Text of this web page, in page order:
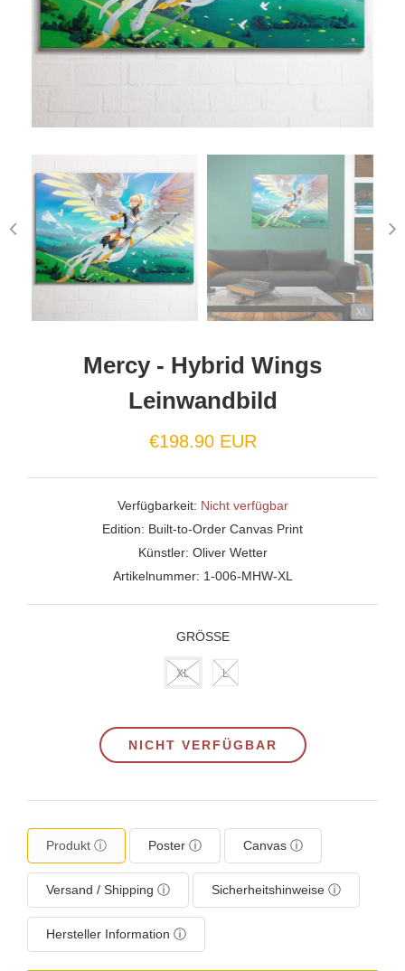
Mercy - Hybrid Wings
Leinwandbild
€198.90 EUR
Verfügbarkeit: Nicht verfügbar
Edition: Built-to-Order Canvas Print
Künstler: Oliver Wetter
Artikelnummer: 1-006-MHW-XL
GRÖSSE
XL L
NICHT VERFÜGBAR
Produkt ⓘ Poster ⓘ Canvas ⓘ
Versand / Shipping ⓘ Sicherheitshinweise ⓘ
Hersteller Information ⓘ